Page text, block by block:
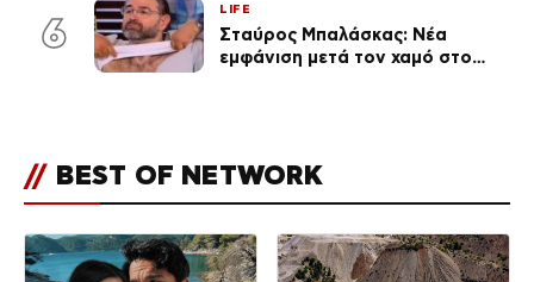
6
LIFE
Σταύρος Μπαλάσκας: Νέα
εμφάνιση μετά τον χαμό στο
// BEST OF NETWORK